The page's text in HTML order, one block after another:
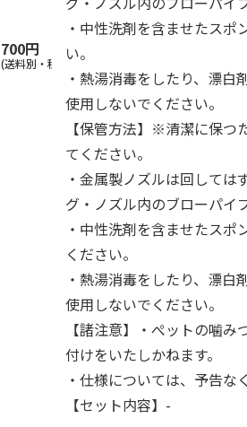
700円
(送料別・税込)
ンド 4L
レ
・中性洗剤を含ませたス
い。
・熱湯消毒をしたり、漂
使用しないでください。
【保管方法】※清潔に保つ
てください。
・金属製ノズルは回して
グ・ノズル内のブローパイ
・中性洗剤を含ませたス
ください。
・熱湯消毒をしたり、漂
使用しないでください。
【諸注意】・ぺットの噛
付けをいたしかねます。
・仕様については、予告な
【セット内容】-